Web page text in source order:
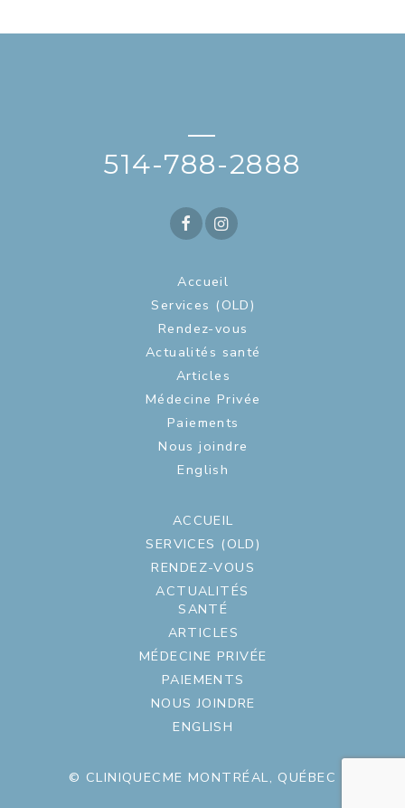
—
514-788-2888
Accueil
Services (OLD)
Rendez-vous
Actualités santé
Articles
Médecine Privée
Paiements
Nous joindre
English
ACCUEIL
SERVICES (OLD)
RENDEZ-VOUS
ACTUALITÉS
SANTÉ
ARTICLES
MÉDECINE PRIVÉE
PAIEMENTS
NOUS JOINDRE
ENGLISH
© CLINIQUECME MONTRÉAL, QUÉBEC